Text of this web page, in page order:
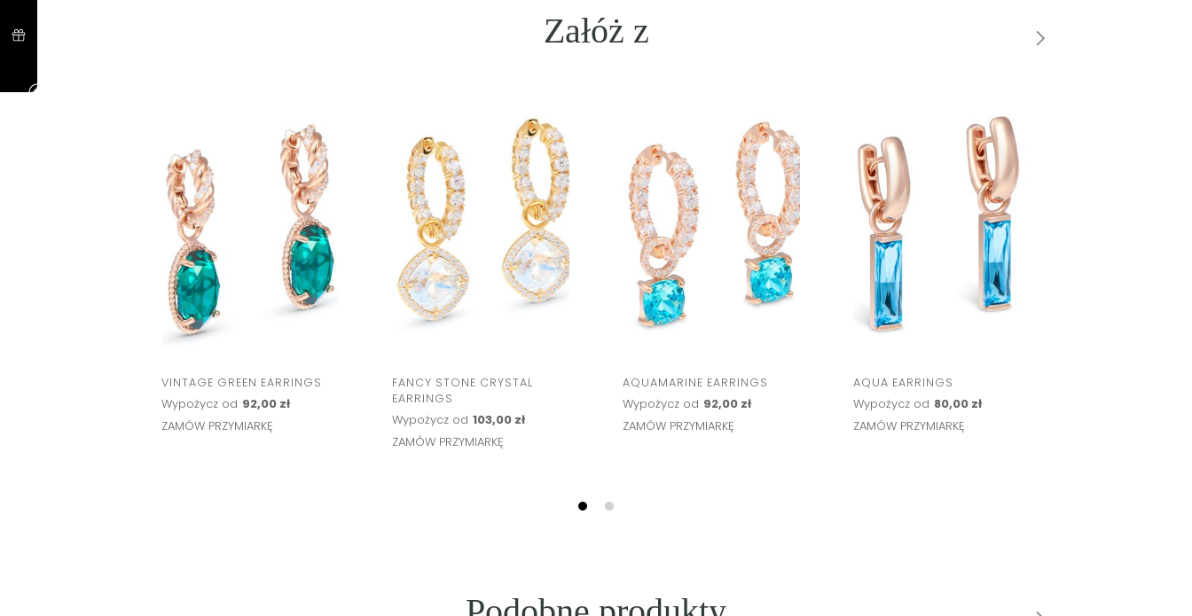
Załóż z
VINTAGE GREEN EARRINGS
Wypożycz od 92,00 zł
ZAMÓW PRZYMIARKĘ
FANCY STONE CRYSTAL
EARRINGS
Wypożycz od 103,00 zł
ZAMÓW PRZYMIARKĘ
AQUAMARINE EARRINGS
Wypożycz od 92,00 zł
ZAMÓW PRZYMIARKĘ
AQUA EARRINGS
Wypożycz od 80,00 zł
ZAMÓW PRZYMIARKĘ